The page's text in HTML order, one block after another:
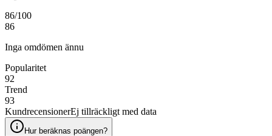
86/100
86
Inga omdömen ännu
Popularitet
92
Trend
93
KundrecensionerEj tillräckligt med data
Hur beräknas poängen?